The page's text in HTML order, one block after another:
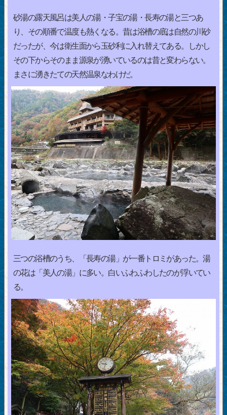
砂湯の露天風呂は美人の湯・子宝の湯・長寿の湯と三つあ
り、その順番で温度も熱くなる。昔は浴槽の底は自然の川砂
だったが、今は衛生面から玉砂利に入れ替えてある。しかし
その下からそのまま源泉が湧いているのは昔と変わらない。
まさに湧きたての天然温泉なわけだ。
三つの浴槽のうち、「長寿の湯」が一番トロミがあった。湯
の花は「美人の湯」に多い。白いふわふわしたのが浮いてい
る。